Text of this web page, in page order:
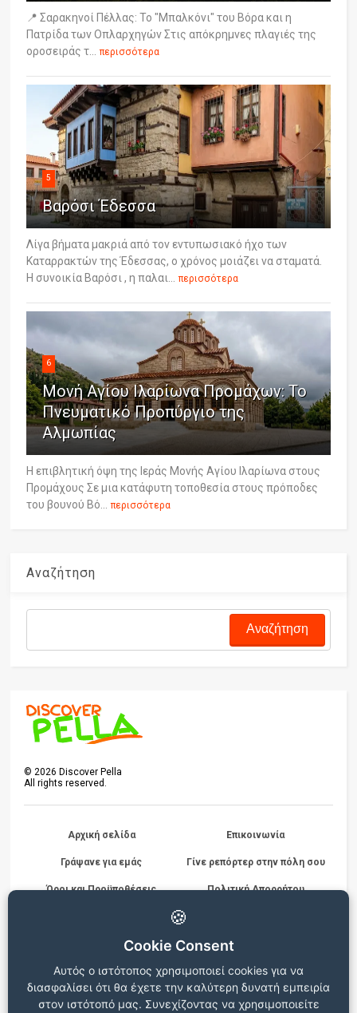
🍪
Cookie Consent
Αυτός ο ιστότοπος χρησιμοποιεί cookies για να
διασφαλίσει ότι θα έχετε την καλύτερη δυνατή εμπειρία
στον ιστότοπό μας. Συνεχίζοντας να χρησιμοποιείτε
📍 Σαρακηνοί Πέλλας: Το "Μπαλκόνι" του Βόρα και η
Πατρίδα των Οπλαρχηγών Στις απόκρημνες πλαγιές της
οροσειράς τ... περισσότερα
5
Βαρόσι Έδεσσα
Λίγα βήματα μακριά από τον εντυπωσιακό ήχο των
Καταρρακτών της Έδεσσας, ο χρόνος μοιάζει να σταματά.
Η συνοικία Βαρόσι , η παλαι... περισσότερα
6
Μονή Αγίου Ιλαρίωνα Προμάχων: Το
Πνευματικό Προπύργιο της
Αλμωπίας
Η επιβλητική όψη της Ιεράς Μονής Αγίου Ιλαρίωνα στους
Προμάχους Σε μια κατάφυτη τοποθεσία στους πρόποδες
του βουνού Βό... περισσότερα
Αναζήτηση
©2026 Discover Pella
All rights reserved.
Αρχική σελίδα Επικοινωνία
Γράψανε για εμάς Γίνε ρεπόρτερ στην πόλη σου
Όροι και Προϋποθέσεις
Πολιτική Απορρήτου
Ο ιστότοπος βρίσκεται σε δοκιμαστική λειτουργία, για
οποιεσδήποτε παρατηρήσεις ή προβλήματα επικοινωνήστε στο
info@discoverpella.gr